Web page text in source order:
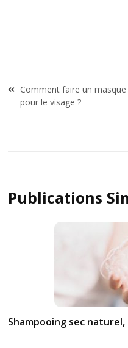
Navigation
de
Comment faire un masque
pour le visage ?
Publications
Shampooing sec naturel,